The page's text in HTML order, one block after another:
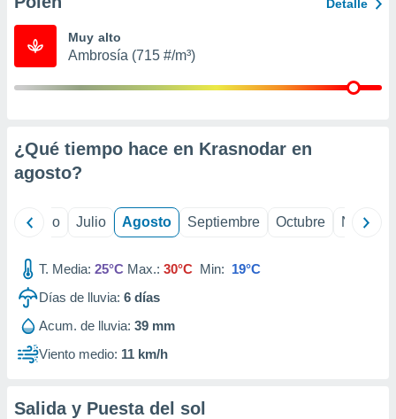
publicidad
1199
Detalle
Muy alto
Ambrosía (715 #/m³)
¿Qué tiempo hace en Krasnodar en
agosto?
Junio Julio Agosto Septiembre Octubre
T. Media: 25°C Max.: 30°C Min: 19°C
Días de lluvia: 6 días
Acum. de lluvia: 39 mm
Viento medio: 11 km/h
Salida y Puesta del sol